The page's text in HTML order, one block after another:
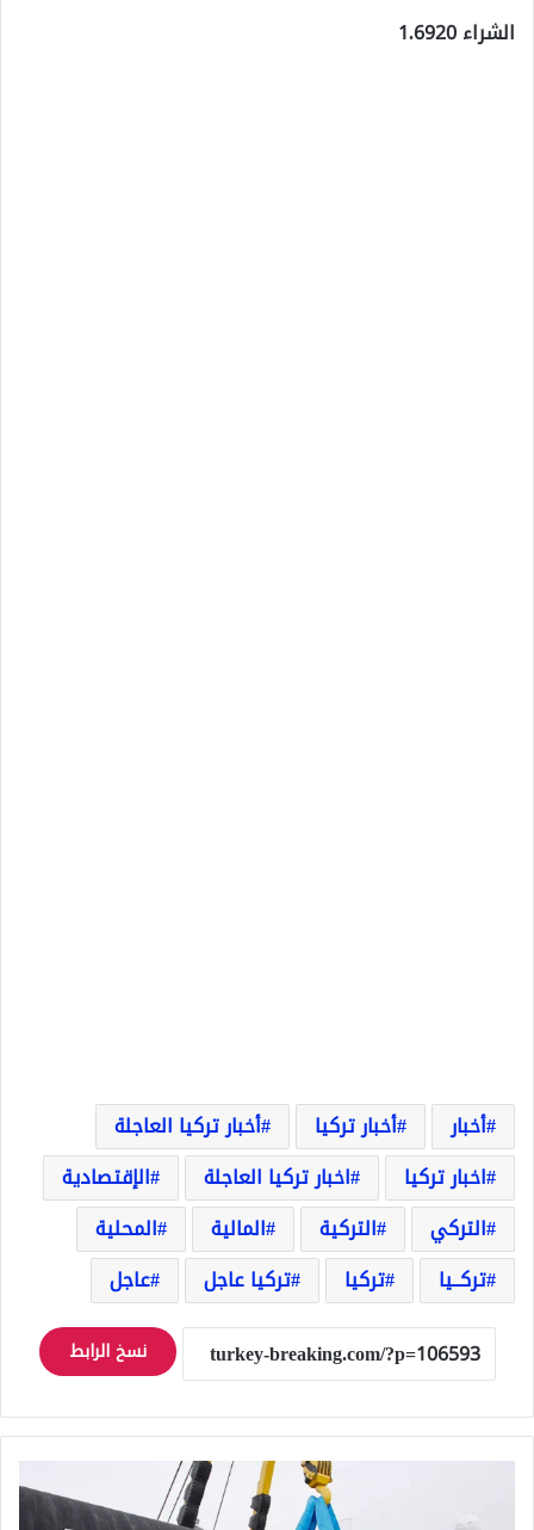
الشراء 1.6920
أخبار أخبار تركيا
أخبار تركيا العاجلة
اخبار تركيا
اخبار تركيا العاجلة
الإقتصادية
التركي
التركية المالية
المحلية
تركــيا
تركيا تركيا عاجل عاجل
نسخ الرابط